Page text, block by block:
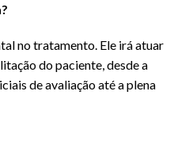
no tratamento. Ele irá atuar
do paciente, desde a
de avaliação até a plena